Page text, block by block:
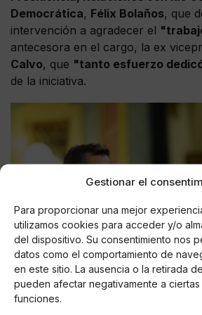
Gestionar el
Para proporcionar una mejor
utilizamos cookies para acceder y/o
del dispositivo. Su consentimiento nos
datos como el comportamiento de
en este sitio. La ausencia o la retirada
pueden afectar negativamente a
funciones.
Democrática, Félix Bolaños, que
intervención a agradecer el
antecesora en el cargo, la ex
Calvo, que "tanto esfuerzo
de la iniciativa.